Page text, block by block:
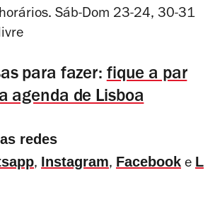
Sáb-Dom 23-24, 30-31
para fazer: fique a par
agenda de Lisboa
redes
, Instagram, Facebook e